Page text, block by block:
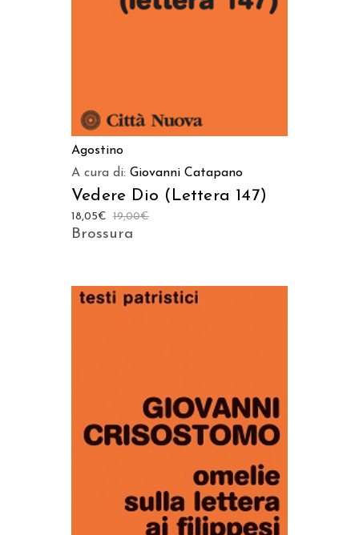
Agostino
A cura di: Giovanni Catapano
Vedere Dio (Lettera 147)
19,00€
18,05€
Brossura
AGGIUNGI AL CARRELLO